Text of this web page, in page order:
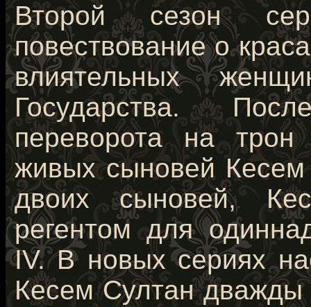
Второй сезон
повествование о
влиятельных
Государства.
переворота на
живых сыновей
двоих сыновей,
регентом для
IV. В новых сериях
Кесем Султан дважды